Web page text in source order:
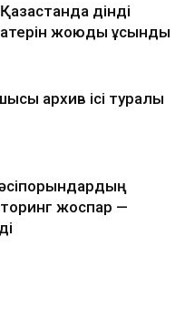
дінді
жоюды ұсынды
архив ісі туралы
жоспар —